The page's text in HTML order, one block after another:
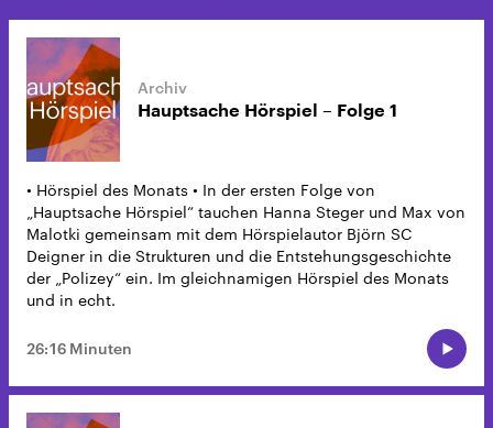
Hauptsache Hörspiel – Folge 1
• Hörspiel des Monats • In der ersten Folge von
„Hauptsache Hörspiel“ tauchen Hanna Steger und Max von
Malotki gemeinsam mit dem Hörspielautor Björn SC
Deigner in die Strukturen und die Entstehungsgeschichte
der „Polizey“ ein. Im gleichnamigen Hörspiel des Monats
und in echt.
26:16 Minuten